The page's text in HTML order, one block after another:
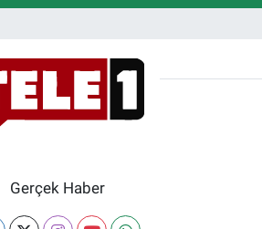
Gerçek Haber